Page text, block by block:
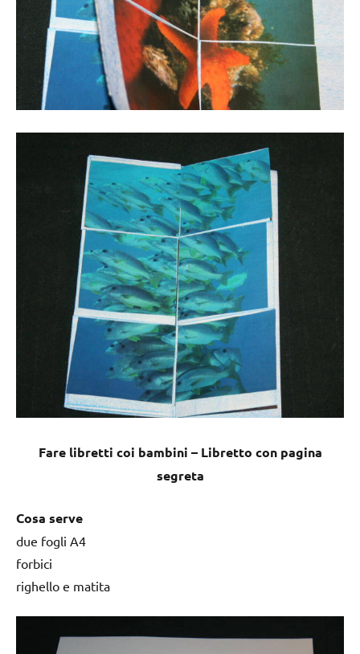
Fare libretti coi bambini – Libretto con pagina
segreta
Cosa serve
due fogli A4
forbici
righello e matita